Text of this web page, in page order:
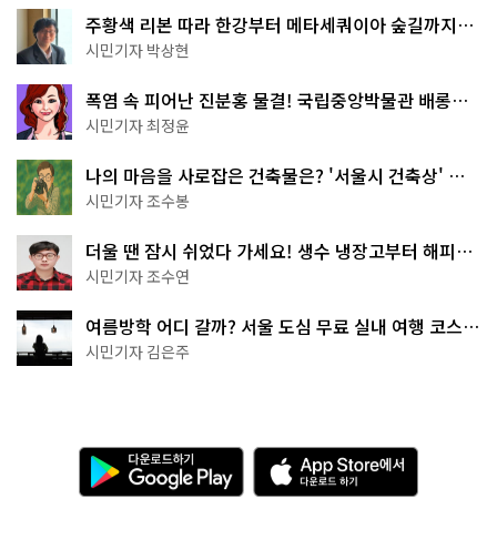
주황색 리본 따라 한강부터 메타세쿼이아 숲길까지…
서울둘레길 15코스
시민기자 박상현
폭염 속 피어난 진분홍 물결! 국립중앙박물관 배롱나
무 명소
시민기자 최정윤
나의 마음을 사로잡은 건축물은? '서울시 건축상' 수
상작 공개!
시민기자 조수봉
더울 땐 잠시 쉬었다 가세요! 생수 냉장고부터 해피소
·무더위쉼터까지
시민기자 조수연
여름방학 어디 갈까? 서울 도심 무료 실내 여행 코스
추천
시민기자 김은주
다
운
로
A
p
p